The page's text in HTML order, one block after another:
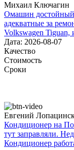
Михаил Ключагин
Омашин достойный
адекватные за
Volkswagen Tiguan,
Дата: 2026-08-07
Качество
Стоимость
Сроки
Евгений
Кондиционер на
тут заправляли.
Кондиционер